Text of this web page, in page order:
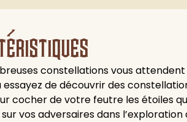
constellations vous
essayez de découvrir des
cocher de votre feutre les étoiles
vos adversaires dans